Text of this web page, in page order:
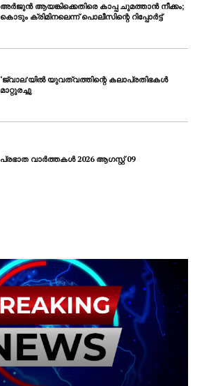
അർജുൻ ആയങ്കിക്കെതിരെ കാപ്പ ചുമത്താൻ നീക്കം;
കൊടും ക്രിമിനലെന്ന് പൊലീസിന്റെ റിപ്പോർട്ട്
‘ജ്വാല’യിൽ യുവത്വത്തിന്റെ കലാപ്രതിഭകൾ
മാറ്റുരച്ചു
പ്രഭാത വാർത്തകൾ 2026 ആഗസ്റ്റ് 09